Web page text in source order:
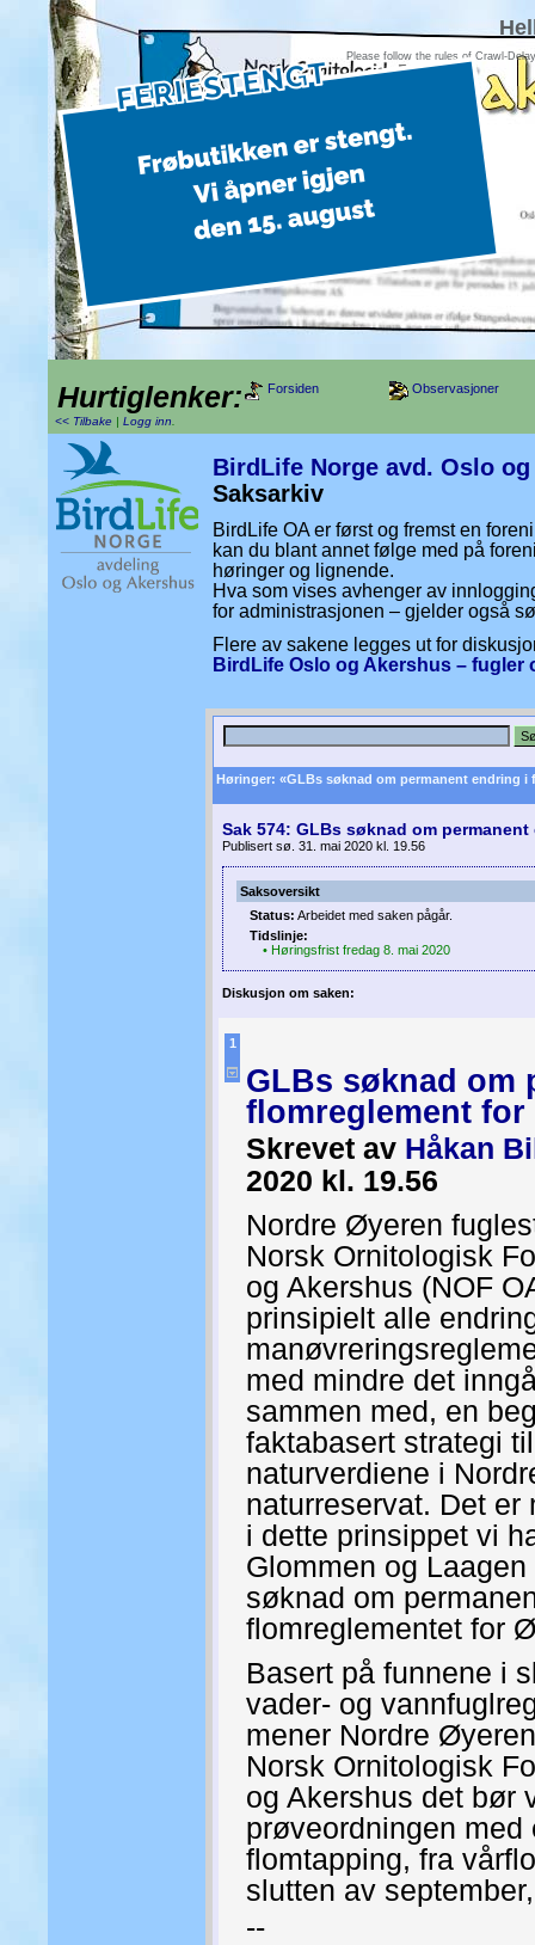
Hurtiglenker: Forsiden Observasjoner
Please follow the rules of Crawl-
<< Tilbake | Logg inn
BirdLife Norge avd. Oslo
Saksarkiv
BirdLife OA er først og fremst en
kan du blant annet følge med på
høringer og lignende.
Hva som vises avhenger av
for administrasjonen – gjelder også
Flere av sakene legges ut for
BirdLife Oslo og Akershus – fugler
Høringer: «GLBs søknad om permanent endring i
Sak 574: GLBs søknad om
Publisert sø. 31. mai 2020 kl. 19.56
Saksoversikt
Status: Arbeidet med saken pågår.
Tidslinje:
• Høringsfrist fredag 8. mai 2020
Diskusjon om saken:
1
GLBs søknad om
flomreglement for
Skrevet av Håkan
2020 kl. 19.56
Nordre Øyeren
Norsk Ornitologisk
og Akershus (NOF
prinsipielt alle
med mindre det
sammen med, en
faktabasert strategi
naturverdiene i
naturreservat. Det er
i dette prinsippet vi
Glommen og
søknad om
flomreglementet for
Basert på funnene i
vader- og
mener Nordre
Norsk Ornitologisk
og Akershus det bør
prøveordningen med
flomtapping, fra
slutten av
--